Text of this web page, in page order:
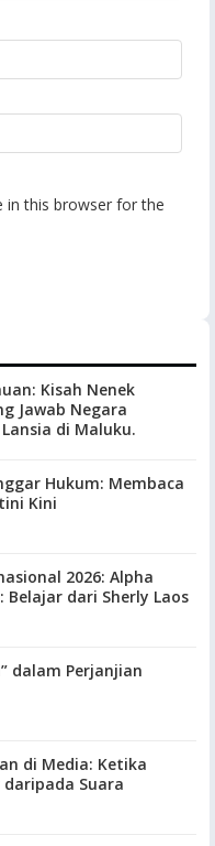
in this browser for the
Kisah Nenek
Jawab Negara
di Maluku.
Hukum: Membaca
Kini
2026: Alpha
Belajar dari Sherly Laos
dalam Perjanjian
di Media: Ketika
Suara